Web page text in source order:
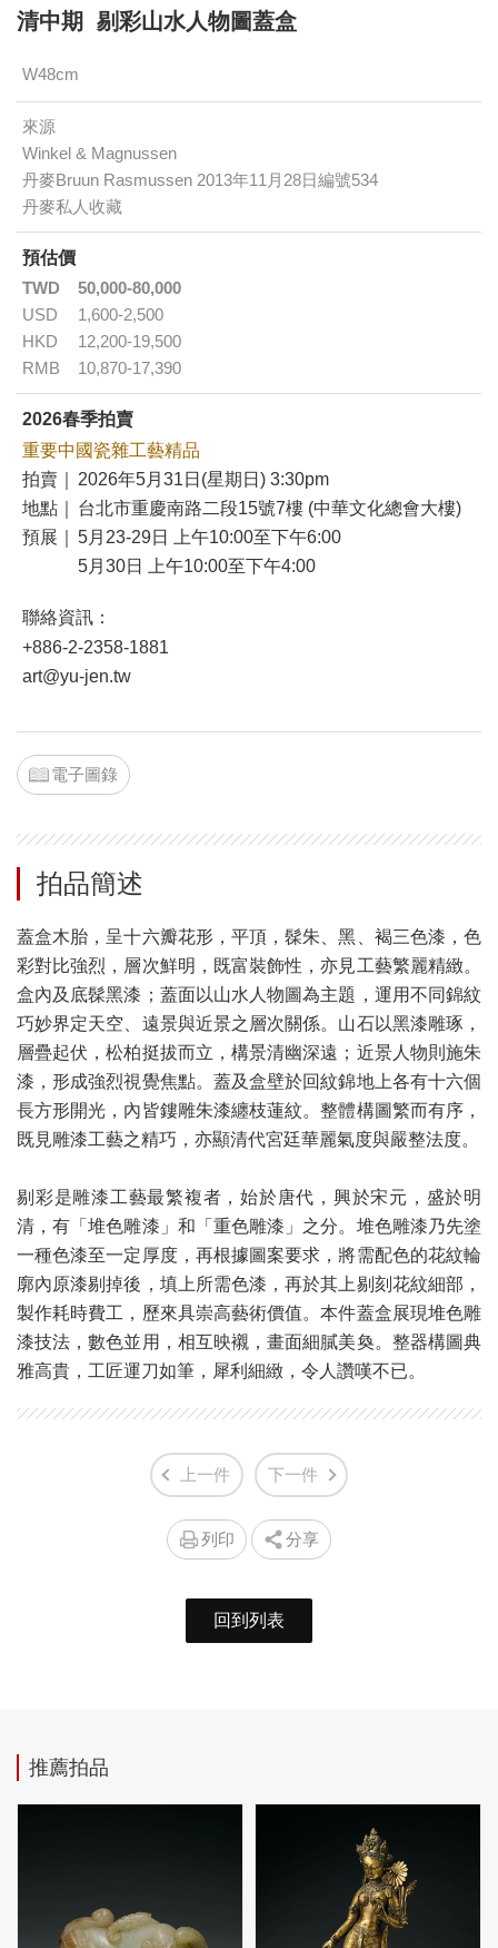
清中期 剔彩山水人物圖蓋盒
W48cm
來源
Winkel & Magnussen
丹麥Bruun Rasmussen 2013年11月28日編號534
丹麥私人收藏
預估價
TWD
50,000-80,000
USD
1,600-2,500
HKD
12,200-19,500
RMB
10,870-17,390
2026春季拍賣
重要中國瓷雜工藝精品
拍賣｜
2026年5月31日(星期日) 3:30pm
地點｜
台北市重慶南路二段15號7樓 (中華文化總會大樓)
預展｜
5月23-29日 上午10:00至下午6:00
5月30日 上午10:00至下午4:00
聯絡資訊：
+886-2-2358-1881
art@yu-jen.tw
電子圖錄
拍品簡述
蓋盒木胎，呈十六瓣花形，平頂，髹朱、黑、褐三色漆，色
彩對比強烈，層次鮮明，既富裝飾性，亦見工藝繁麗精緻。
盒內及底髹黑漆；蓋面以山水人物圖為主題，運用不同錦紋
巧妙界定天空、遠景與近景之層次關係。山石以黑漆雕琢，
層疊起伏，松柏挺拔而立，構景清幽深遠；近景人物則施朱
漆，形成強烈視覺焦點。蓋及盒壁於回紋錦地上各有十六個
長方形開光，內皆鏤雕朱漆纏枝蓮紋。整體構圖繁而有序，
既見雕漆工藝之精巧，亦顯清代宮廷華麗氣度與嚴整法度。
剔彩是雕漆工藝最繁複者，始於唐代，興於宋元，盛於明
清，有「堆色雕漆」和「重色雕漆」之分。堆色雕漆乃先塗
一種色漆至一定厚度，再根據圖案要求，將需配色的花紋輪
廓內原漆剔掉後，填上所需色漆，再於其上剔刻花紋細部，
製作耗時費工，歷來具崇高藝術價值。本件蓋盒展現堆色雕
漆技法，數色並用，相互映襯，畫面細膩美奐。整器構圖典
雅高貴，工匠運刀如筆，犀利細緻，令人讚嘆不已。
上一件 下一件
列印 分享
回到列表
推薦拍品